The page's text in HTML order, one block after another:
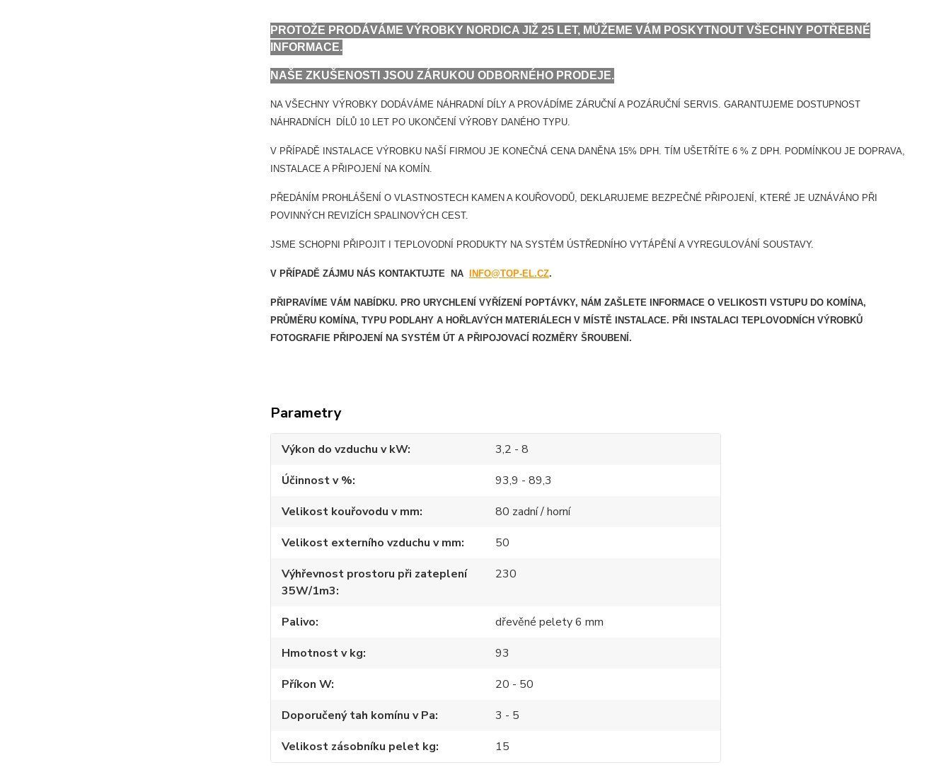
PROTOŽE PRODÁVÁME VÝROBKY NORDICA JIŽ 25 LET, MŮŽEME VÁM POSKYTNOUT VŠECHNY POTŘEBNÉ
INFORMACE.
NAŠE ZKUŠENOSTI JSOU ZÁRUKOU ODBORNÉHO PRODEJE.
NA VŠECHNY VÝROBKY DODÁVÁME NÁHRADNÍ DÍLY A PROVÁDÍME ZÁRUČNÍ A POZÁRUČNÍ SERVIS. GARANTUJEME DOSTUPNOST
NÁHRADNÍCH DÍLŮ 10 LET PO UKONČENÍ VÝROBY DANÉHO TYPU.
V PŘÍPADĚ INSTALACE VÝROBKU NAŠÍ FIRMOU JE KONEČNÁ CENA DANĚNA 15% DPH. TÍM UŠETŘÍTE 6 % Z DPH. PODMÍNKOU JE DOPRAVA,
INSTALACE A PŘIPOJENÍ NA KOMÍN.
PŘEDÁNÍM PROHLÁŠENÍ O VLASTNOSTECH KAMEN A KOUŘOVODŮ, DEKLARUJEME BEZPEČNÉ PŘIPOJENÍ, KTERÉ JE UZNÁVÁNO PŘI
POVINNÝCH REVIZÍCH SPALINOVÝCH CEST.
JSME SCHOPNI PŘIPOJIT I TEPLOVODNÍ PRODUKTY NA SYSTÉM ÚSTŘEDNÍHO VYTÁPĚNÍ A VYREGULOVÁNÍ SOUSTAVY.
V PŘÍPADĚ ZÁJMU NÁS KONTAKTUJTE NA INFO@TOP-EL.CZ.
PŘIPRAVÍME VÁM NABÍDKU. PRO URYCHLENÍ VYŘÍZENÍ POPTÁVKY, NÁM ZAŠLETE INFORMACE O VELIKOSTI VSTUPU DO KOMÍNA,
PRŮMĚRU KOMÍNA, TYPU PODLAHY A HOŘLAVÝCH MATERIÁLECH V MÍSTĚ INSTALACE. PŘI INSTALACI TEPLOVODNÍCH VÝROBKŮ
FOTOGRAFIE PŘIPOJENÍ NA SYSTÉM ÚT A PŘIPOJOVACÍ ROZMĚRY ŠROUBENÍ.
Parametry
Výkon do vzduchu v kW
3,2 - 8
Účinnost v %
93,9 - 89,3
Velikost kouřovodu v mm
80 zadní / horní
Velikost externího vzduchu v mm
50
Výhřevnost prostoru při zateplení
35W/1m3
230
Palivo
dřevěné pelety 6 mm
Hmotnost v kg
93
Příkon W
20 - 50
Doporučený tah komínu v Pa
3 - 5
Velikost zásobníku pelet kg
15